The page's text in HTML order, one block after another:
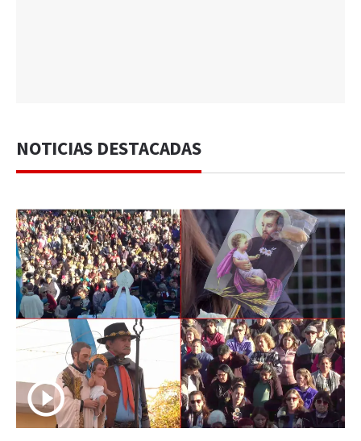
NOTICIAS DESTACADAS